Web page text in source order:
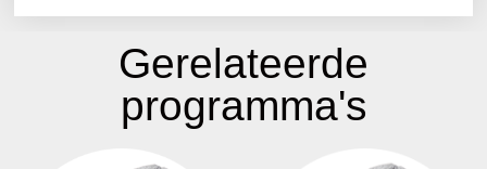
Gerelateerde
programma's